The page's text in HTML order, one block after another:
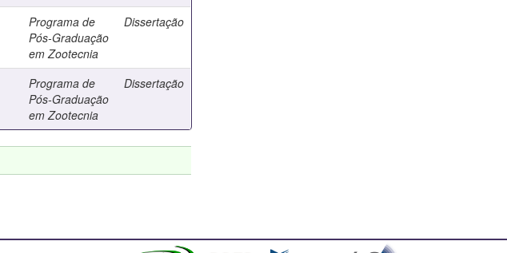
Programa de
Pós-Graduação
em Zootecnia
Dissertação
Programa de
Pós-Graduação
em Zootecnia
Dissertação